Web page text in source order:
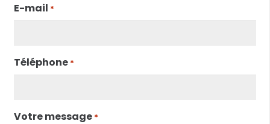
E-mail *
Téléphone *
Votre message *